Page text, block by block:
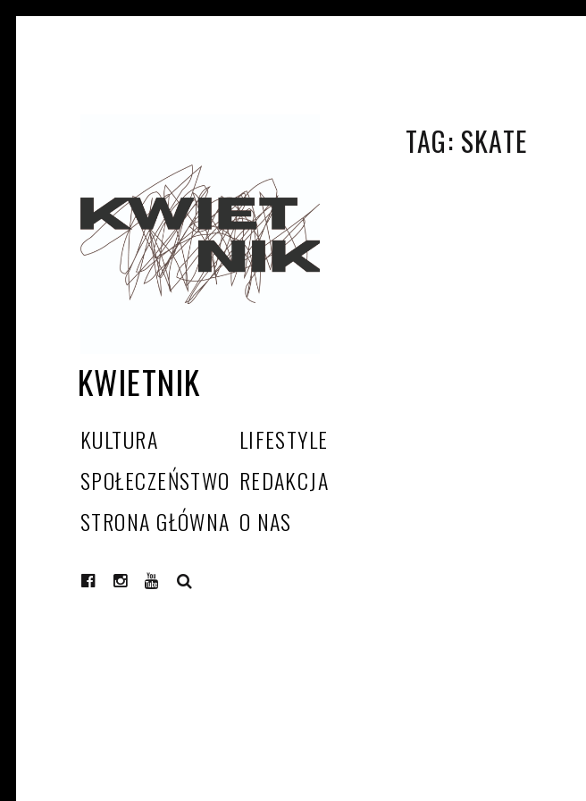
KWIETNIK
KULTURA
LIFESTYLE
SPOŁECZEŃSTWO REDAKCJA
STRONA GŁÓWNA O NAS
TAG: SKATE